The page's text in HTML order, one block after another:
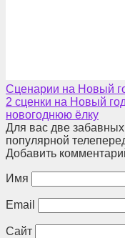
Сценарии на Новый
2 сценки на Новый
новогоднюю ёлку
Для вас две забавных
популярной
Добавить
Имя
Email
Сайт